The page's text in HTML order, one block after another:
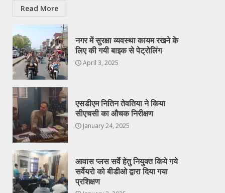
Read More
नगर में सुरक्षा व्यवस्था कायम रखने के
लिए की गयी बाइक से पेट्रोलिंग
April 3, 2025
एसडीएम नितिन तेवतिया ने किया
सीएचसी का औचक निरीक्षण
January 24, 2025
आवास प्लस सर्वे हेतु नियुक्त किये गये
सर्वेयरो को बीडीओ द्वारा दिया गया
प्रशिक्षण